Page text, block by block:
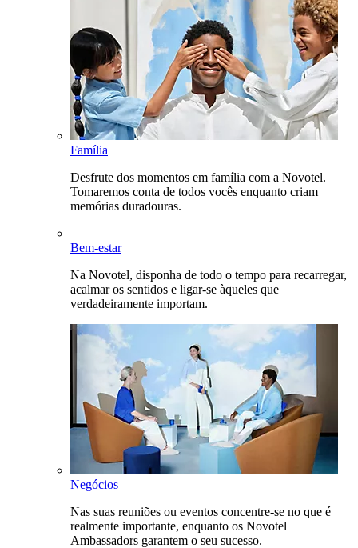
Família
Desfrute dos momentos em família com a Novotel.
Tomaremos conta de todos vocês enquanto criam
memórias duradouras.
Bem-estar
Na Novotel, disponha de todo o tempo para recarregar,
acalmar os sentidos e ligar-se àqueles que
verdadeiramente importam.
Negócios
Nas suas reuniões ou eventos concentre-se no que é
realmente importante, enquanto os Novotel
Ambassadors garantem o seu sucesso.